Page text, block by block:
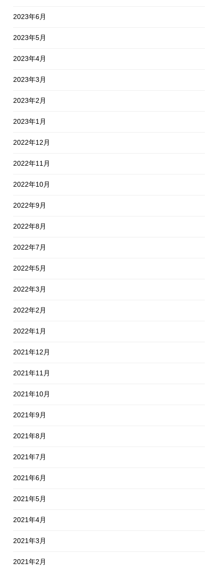
2023年6月
2023年5月
2023年4月
2023年3月
2023年2月
2023年1月
2022年12月
2022年11月
2022年10月
2022年9月
2022年8月
2022年7月
2022年5月
2022年3月
2022年2月
2022年1月
2021年12月
2021年11月
2021年10月
2021年9月
2021年8月
2021年7月
2021年6月
2021年5月
2021年4月
2021年3月
2021年2月